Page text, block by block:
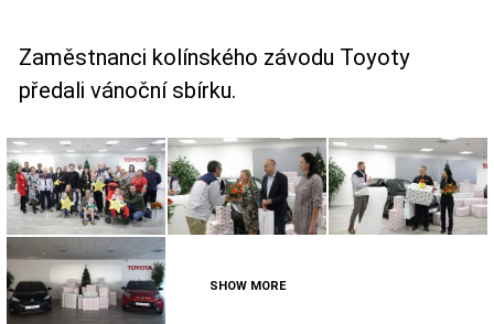
Zaměstnanci kolínského závodu Toyoty
předali vánoční sbírku.
SHOW MORE